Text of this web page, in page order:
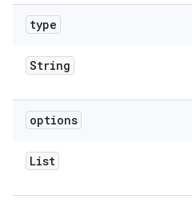
type
String
options
List